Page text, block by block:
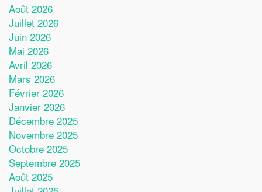
Août 2026
Juillet 2026
Juin 2026
Mai 2026
Avril 2026
Mars 2026
Février 2026
Janvier 2026
Décembre 2025
Novembre 2025
Octobre 2025
Septembre 2025
Août 2025